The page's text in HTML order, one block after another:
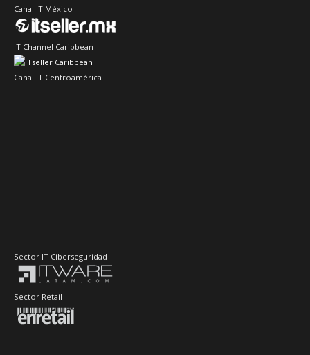
Canal IT México
IT Channel Caribbean
Canal IT Centroamérica
Sector IT Ciberseguridad
Sector Retail